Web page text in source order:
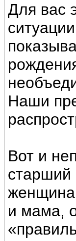
Для вас
Наши
Вот и
старший
и мама,